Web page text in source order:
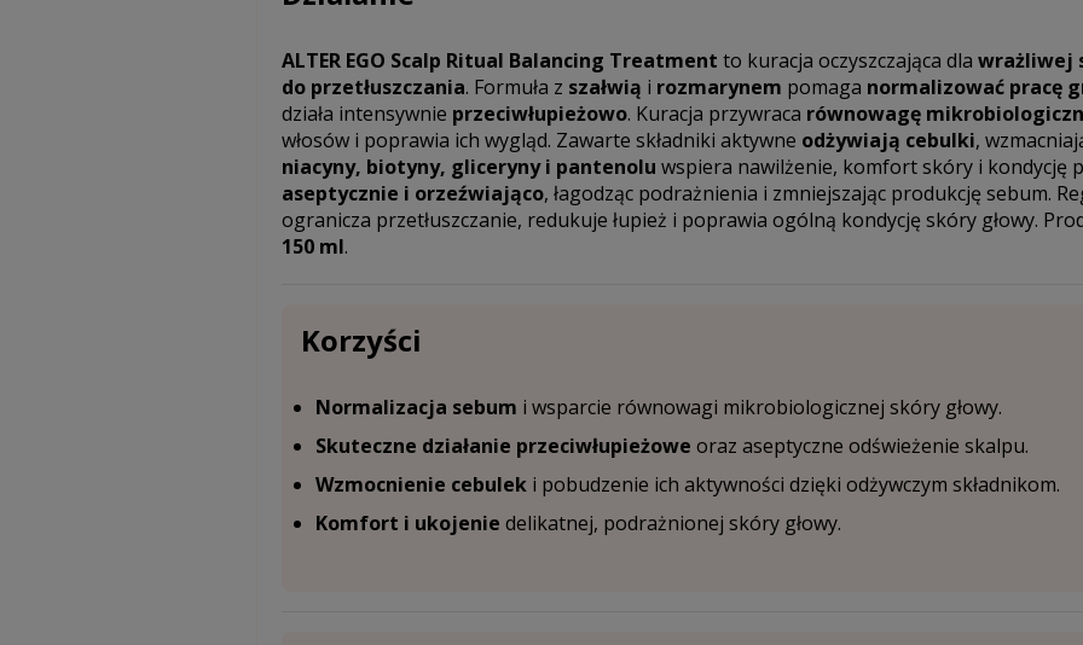
ALTER EGO Scalp Ritual Balancing Treatment to kuracja oczyszczająca dla wrażliwej
do przetłuszczania. Formuła z szałwią i rozmarynem pomaga normalizować pracę
działa intensywnie przeciwłupieżowo. Kuracja przywraca równowagę
włosów i poprawia ich wygląd. Zawarte składniki aktywne odżywiają cebulki,
niacyny, biotyny, gliceryny i pantenolu wspiera nawilżenie, komfort skóry i kondycję
aseptycznie i orzeźwiająco, łagodząc podrażnienia i zmniejszając produkcję sebum.
ogranicza przetłuszczanie, redukuje łupież i poprawia ogólną kondycję skóry głowy.
150 ml.
Korzyści
Normalizacja sebum i wsparcie równowagi mikrobiologicznej skóry głowy.
Skuteczne działanie przeciwłupieżowe oraz aseptyczne odświeżenie skalpu.
Wzmocnienie cebuleki pobudzenie ich aktywności dzięki odżywczym składnikom.
Komfort i ukojenie delikatnej, podrażnionej skóry głowy.